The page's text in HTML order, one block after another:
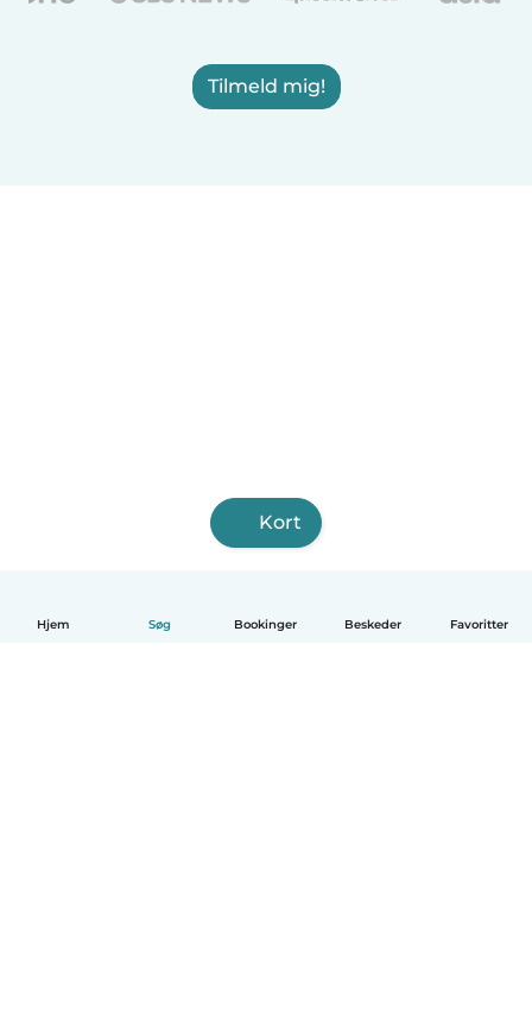
Hjem Søg Bookinger Beskeder Favoritter
Tilmeld mig!
Kort